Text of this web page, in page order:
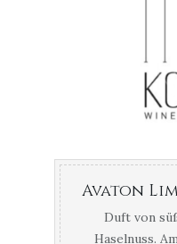
Duft von
Haselnuss.